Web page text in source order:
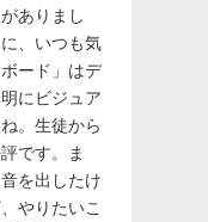
ありまし
、いつも気
ード」はデ
にビジュア
。生徒から
です。ま
を出したけ
やりたいこ